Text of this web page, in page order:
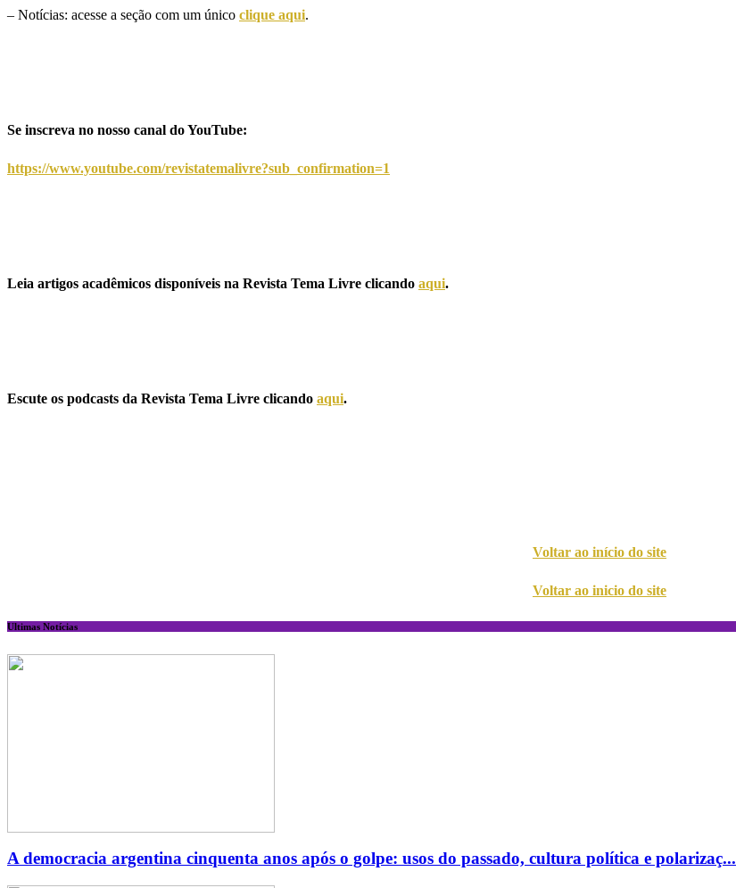
– Notícias: acesse a seção com um único clique aqui.
Se inscreva no nosso canal do YouTube:
https://www.youtube.com/revistatemalivre?sub_confirmation=1
Leia artigos acadêmicos disponíveis na Revista Tema Livre clicando aqui.
Escute os podcasts da Revista Tema Livre clicando aqui.
Voltar ao início do site
Voltar ao inicio do site
Ultimas Notícias
A democracia argentina cinquenta anos após o golpe: usos do passado, cultura política e polarizaç...